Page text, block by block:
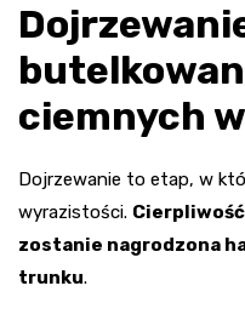
ciemnych
Dojrzewanie to etap, w
wyrazistości.
zostanie nagrodzona
trunku.